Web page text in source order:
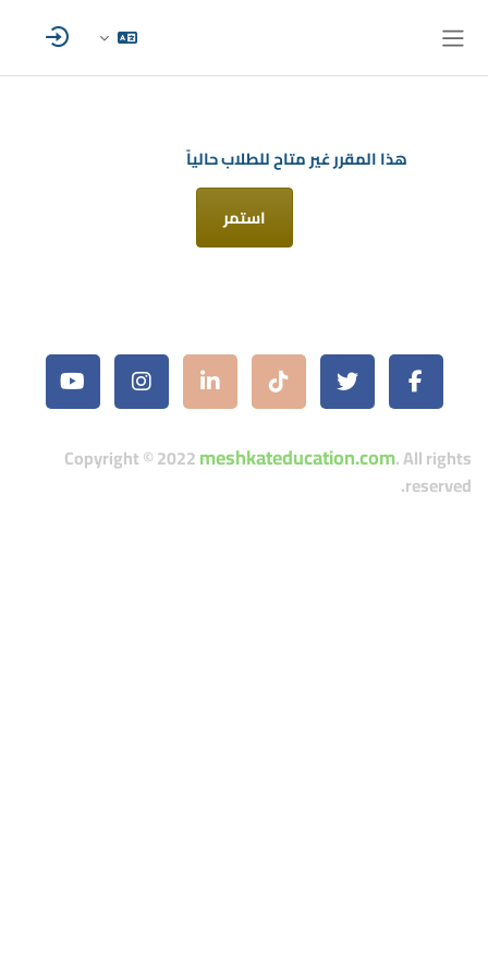
هذا المقرر غير متاح للطلاب حالياً
استمر
Copyright © 2022meshkateducation.com. All rights
reserved.